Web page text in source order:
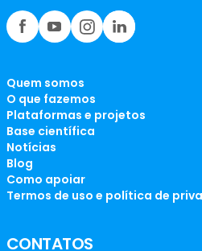
Quem somos
O que fazemos
Plataformas e projetos
Base científica
Notícias
Blog
Como apoiar
Termos de uso e política de
CONTATOS